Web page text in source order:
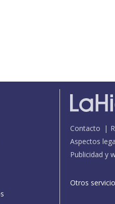
Contacto
Aspectos
Publicidad y
Otros